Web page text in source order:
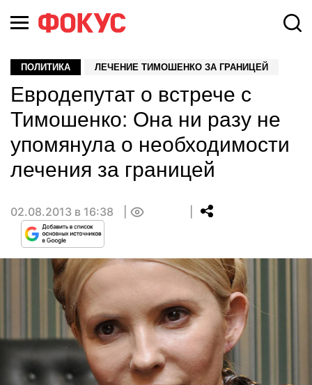
ПОЛИТИКА ЛЕЧЕНИЕ ТИМОШЕНКО ЗА ГРАНИЦЕЙ
Евродепутат о встрече с
Тимошенко: Она ни разу не
упомянула о необходимости
лечения за границей
02.08.2013 в 16:38